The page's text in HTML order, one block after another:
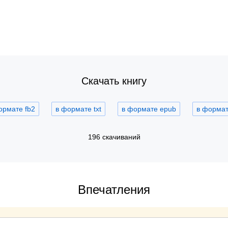
Скачать книгу
fb2 в формате txt в формате epub в
196 скачиваний
Впечатления